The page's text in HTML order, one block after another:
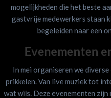
mogelijkheden die het beste
gastvrije medewerkers staan
begeleiden naar een
Evenementen
In mei organiseren we
prikkelen. Van live muziek tot
wat wils. Deze evenementen